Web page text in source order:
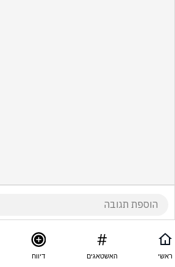
ראשי האשטאגים דיווח